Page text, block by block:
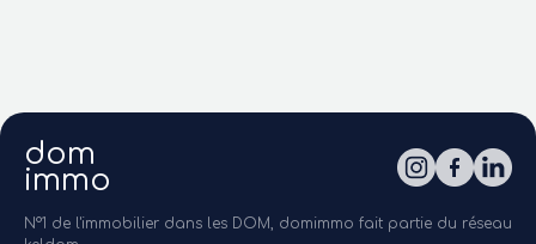
dom
immo
N°1 de l'immobilier dans les DOM, domimmo fait partie du réseau